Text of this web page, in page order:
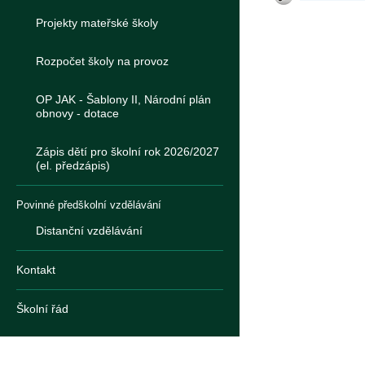
Projekty mateřské školy
Rozpočet školy na provoz
OP JAK - Šablony II, Národní plán
obnovy - dotace
Zápis dětí pro školní rok 2026/2027
(el. předzápis)
Povinné předškolní vzdělávání
Distanční vzdělávání
Kontakt
Školní řád